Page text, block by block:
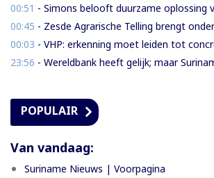
00:51 - Simons belooft duurzame oplossing voor
00:45 - Zesde Agrarische Telling brengt onderwijsniveau
00:03 - VHP: erkenning moet leiden tot concrete
23:56 - Wereldbank heeft gelijk; maar Suriname staat voor een
POPULAIR
Van vandaag:
Suriname Nieuws | Voorpagina